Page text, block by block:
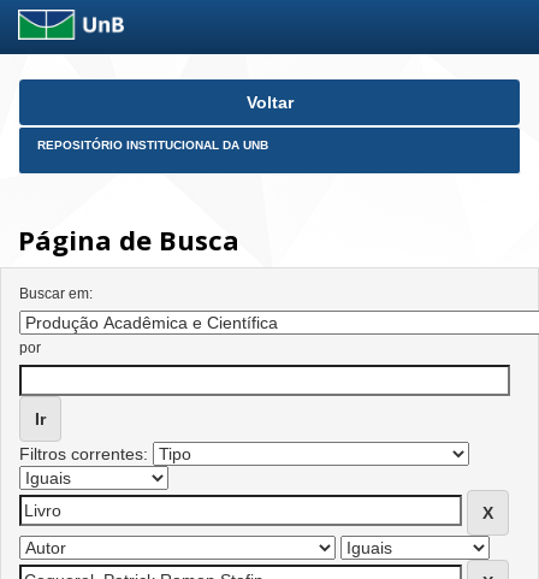
Skip
Voltar
REPOSITÓRIO INSTITUCIONAL DA UNB
Página de Busca
Buscar em:
por
Filtros correntes: